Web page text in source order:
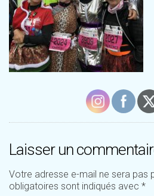
Laisser un
Votre adresse e-mail ne sera pas
obligatoires sont indiqués avec *